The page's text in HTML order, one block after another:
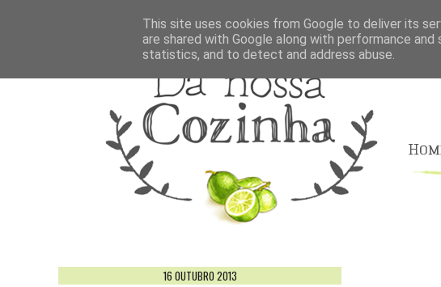
16 OUTUBRO 2013
This site uses cookies from Google to deliver its
are shared with Google along with performance
statistics, and to detect and address abuse.